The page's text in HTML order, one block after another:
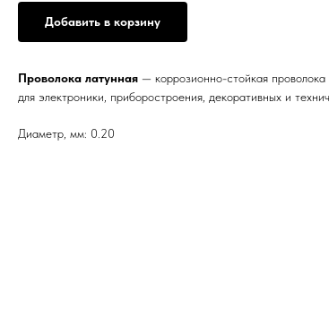
Добавить в корзину
Проволока латунная — коррозионно-стойкая
для электроники, приборостроения, декоративных и
Диаметр, мм: 0.20